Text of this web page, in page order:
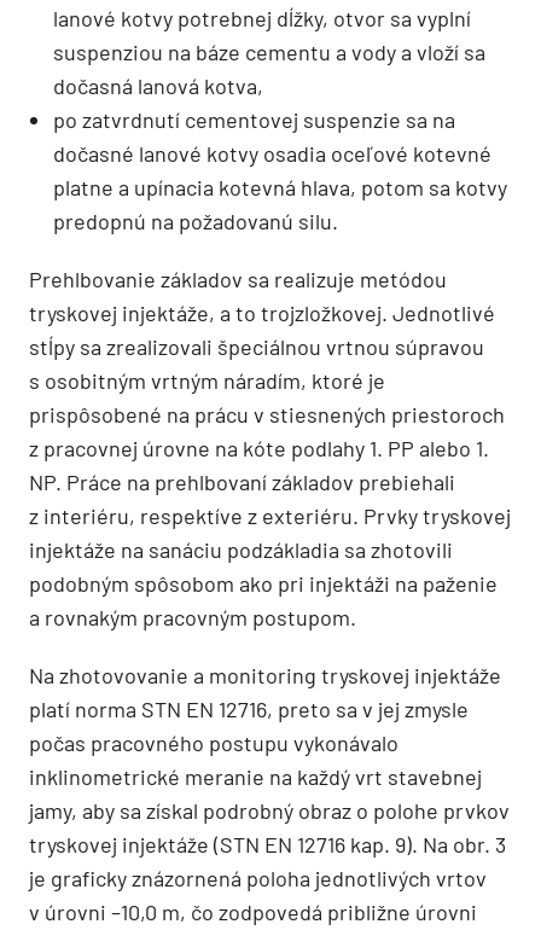
lanové kotvy potrebnej dĺžky, otvor sa vyplní
suspenziou na báze cementu a vody a vloží sa
dočasná lanová kotva,
po zatvrdnutí cementovej suspenzie sa na
dočasné lanové kotvy osadia oceľové kotevné
platne a upínacia kotevná hlava, potom sa kotvy
predopnú na požadovanú silu.
Prehlbovanie základov sa realizuje metódou
tryskovej injektáže, a to trojzložkovej. Jednotlivé
stĺpy sa zrealizovali špeciálnou vrtnou súpravou
s osobitným vrtným náradím, ktoré je
prispôsobené na prácu v stiesnených priestoroch
z pracovnej úrovne na kóte podlahy 1. PP alebo 1.
NP. Práce na prehlbovaní základov prebiehali
z interiéru, respektíve z exteriéru. Prvky tryskovej
injektáže na sanáciu podzákladia sa zhotovili
podobným spôsobom ako pri injektáži na paženie
a rovnakým pracovným postupom.
Na zhotovovanie a monitoring tryskovej injektáže
platí norma STN EN 12716, preto sa v jej zmysle
počas pracovného postupu vykonávalo
inklinometrické meranie na každý vrt stavebnej
jamy, aby sa získal podrobný obraz o polohe prvkov
tryskovej injektáže (STN EN 12716 kap. 9). Na obr. 3
je graficky znázornená poloha jednotlivých vrtov
v úrovni –10,0 m, čo zodpovedá približne úrovni